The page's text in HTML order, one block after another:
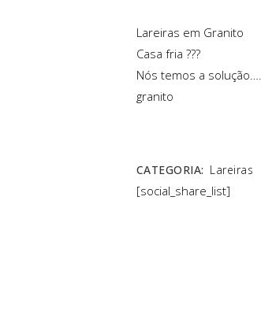
Lareiras em Granito
Casa fria ???
Nós temos a
granito
CATEGORIA: Lareiras
[social_share_list]